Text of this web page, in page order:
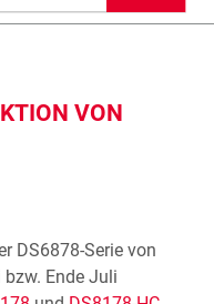
VON
DS6878-Serie von
Ende Juli